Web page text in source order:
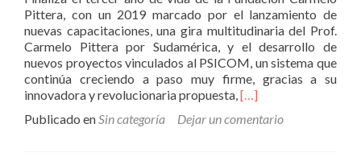
Pittera, con un 2019 marcado por el lanzamiento de
nuevas capacitaciones, una gira multitudinaria del Prof.
Carmelo Pittera por Sudamérica, y el desarrollo de
nuevos proyectos vinculados al PSICOM, un sistema que
continúa creciendo a paso muy firme, gracias a su
innovadora y revolucionaria propuesta, Leer
sobreFUNDACIÓN
[…]
Publicado en Sin categoría Dejar un comentario